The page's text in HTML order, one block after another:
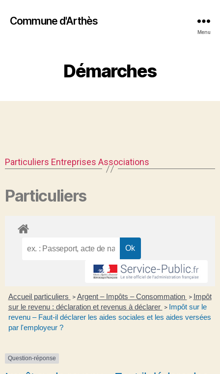
Commune d'Arthès
Menu
Démarches
Particuliers Entreprises Associations
Particuliers
Accueil particuliers > Argent – Impôts – Consommation > Impôt
sur le revenu : déclaration et revenus à déclarer > Impôt sur le
revenu – Faut-il déclarer les aides sociales et les aides versées
par l'employeur ?
Question-réponse